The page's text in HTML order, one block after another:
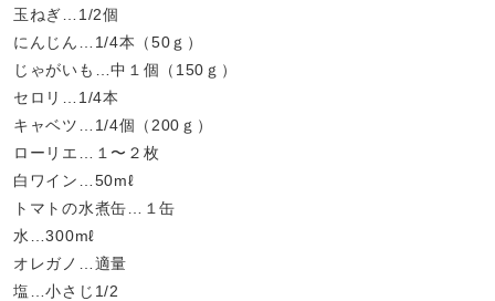
玉ねぎ…1/2個
にんじん…1/4本（50ｇ）
じゃがいも…中１個（150ｇ）
セロリ…1/4本
キャベツ…1/4個（200ｇ）
ローリエ…１〜２枚
白ワイン…50mℓ
トマトの水煮缶…１缶
水…300mℓ
オレガノ…適量
塩…小さじ1/2